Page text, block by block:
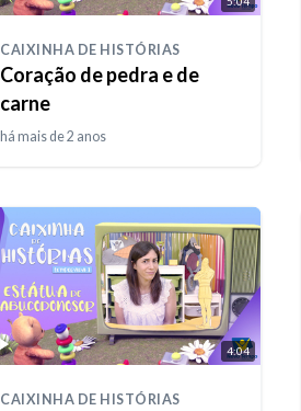
CAIXINHA DE HISTÓRIAS
Coração de pedra e de
carne
há mais de 2 anos
4:04
CAIXINHA DE HISTÓRIAS